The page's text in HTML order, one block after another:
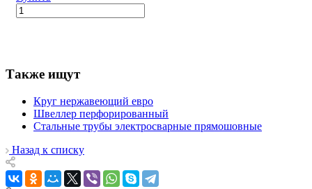
Также ищут
Круг нержавеющий евро
Швеллер перфорированный
Стальные трубы электросварные прямошовные
Назад к списку